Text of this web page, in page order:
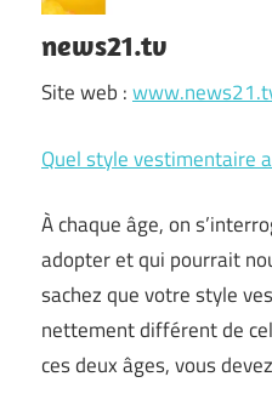
news21.tv
Site web :
Quel style vestimentaire
À chaque âge, on
adopter et qui pourrait
sachez que votre style
nettement différent de
ces deux âges, vous